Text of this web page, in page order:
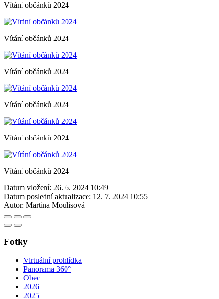
Vítání občánků 2024
Vítání občánků 2024
Vítání občánků 2024
Vítání občánků 2024
Vítání občánků 2024
Vítání občánků 2024
Datum vložení: 26. 6. 2024 10:49
Datum poslední aktualizace: 12. 7. 2024 10:55
Autor: Martina Moulisová
Fotky
Virtuální prohlídka
Panorama 360°
Obec
2026
2025